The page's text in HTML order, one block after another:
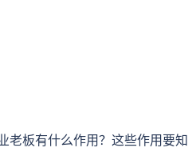
老板有什么作用？这些作用要知